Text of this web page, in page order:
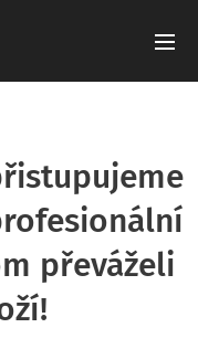
převáželi